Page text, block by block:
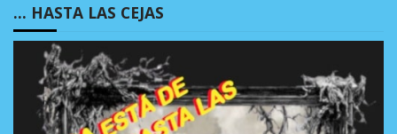
… HASTA LAS CEJAS